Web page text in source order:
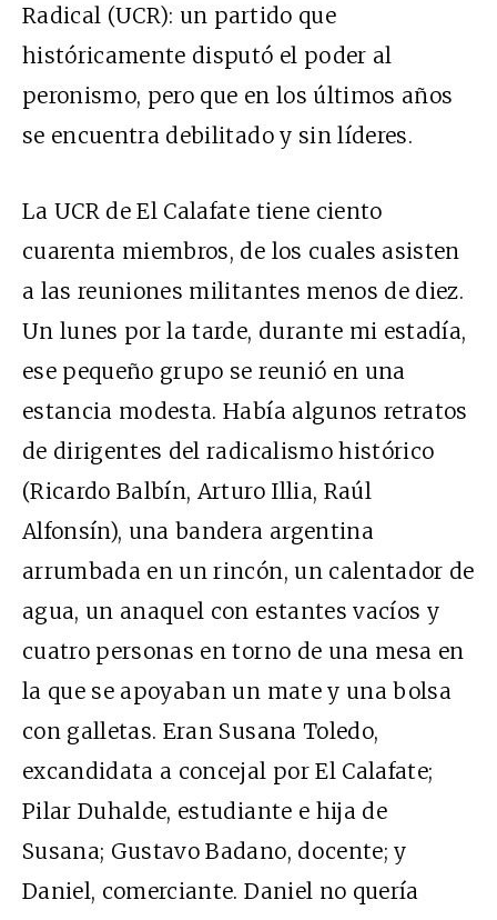
Radical (UCR): un partido que
históricamente disputó el poder al
peronismo, pero que en los últimos años
se encuentra debilitado y sin líderes.
La UCR de El Calafate tiene ciento
cuarenta miembros, de los cuales asisten
a las reuniones militantes menos de diez.
Un lunes por la tarde, durante mi estadía,
ese pequeño grupo se reunió en una
estancia modesta. Había algunos retratos
de dirigentes del radicalismo histórico
(Ricardo Balbín, Arturo Illia, Raúl
Alfonsín), una bandera argentina
arrumbada en un rincón, un calentador de
agua, un anaquel con estantes vacíos y
cuatro personas en torno de una mesa en
la que se apoyaban un mate y una bolsa
con galletas. Eran Susana Toledo,
excandidata a concejal por El Calafate;
Pilar Duhalde, estudiante e hija de
Susana; Gustavo Badano, docente; y
Daniel, comerciante. Daniel no quería